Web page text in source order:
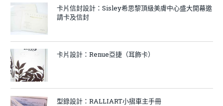
卡片信封設計：Sisley希思黎頂級美膚中心盛大開幕邀
請卡及信封
卡片設計：Renue亞捷（耳飾卡）
型錄設計：RALLIART小摺車主手冊